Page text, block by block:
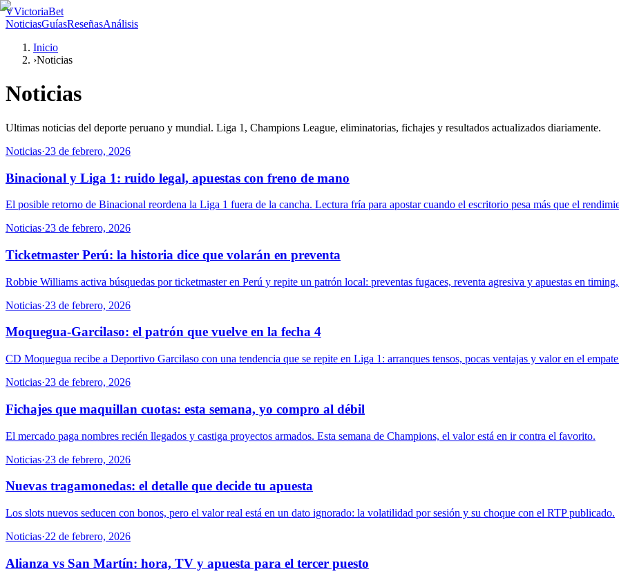
VVictoriaBet
NoticiasGuíasReseñasAnálisis
Inicio
›Noticias
Noticias
Ultimas noticias del deporte peruano y mundial. Liga 1, Champions League, eliminatorias, fichajes y resultados actualizados diariamente.
Noticias·23 de febrero, 2026
Binacional y Liga 1: ruido legal, apuestas con freno de mano
El posible retorno de Binacional reordena la Liga 1 fuera de la cancha. Lectura fría para apostar cuando el escritorio pesa más que el
Noticias·23 de febrero, 2026
Ticketmaster Perú: la historia dice que volarán en preventa
Robbie Williams activa búsquedas por ticketmaster en Perú y repite un patrón local: preventas fugaces, reventa agresiva y apuestas en
Noticias·23 de febrero, 2026
Moquegua-Garcilaso: el patrón que vuelve en la fecha 4
CD Moquegua recibe a Deportivo Garcilaso con una tendencia que se repite en Liga 1: arranques tensos, pocas ventajas y valor en el
Noticias·23 de febrero, 2026
Fichajes que maquillan cuotas: esta semana, yo compro al débil
El mercado paga nombres recién llegados y castiga proyectos armados. Esta semana de Champions, el valor está en ir contra el favorito.
Noticias·23 de febrero, 2026
Nuevas tragamonedas: el detalle que decide tu apuesta
Los slots nuevos seducen con bonos, pero el valor real está en un dato ignorado: la volatilidad por sesión y su choque con el RTP publicado.
Noticias·22 de febrero, 2026
Alianza vs San Martín: hora, TV y apuesta para el tercer puesto